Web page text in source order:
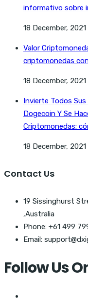
informativo sobre
18 December, 2021
Valor
criptomonedas
18 December, 2021
Invierte Todos
Dogecoin Y Se
Criptomonedas:
18 December, 2021
Contact Us
19 Sissinghurst
,Australia
Phone: +61 499
Email:
Follow Us